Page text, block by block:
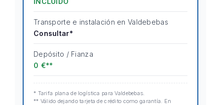
Transporte e instalación en Valdebebas
Consultar*
Depósito / Fianza
0 €**
* Tarifa plana de logística para Valdebebas.
** Válido dejando tarjeta de crédito como garantía. En